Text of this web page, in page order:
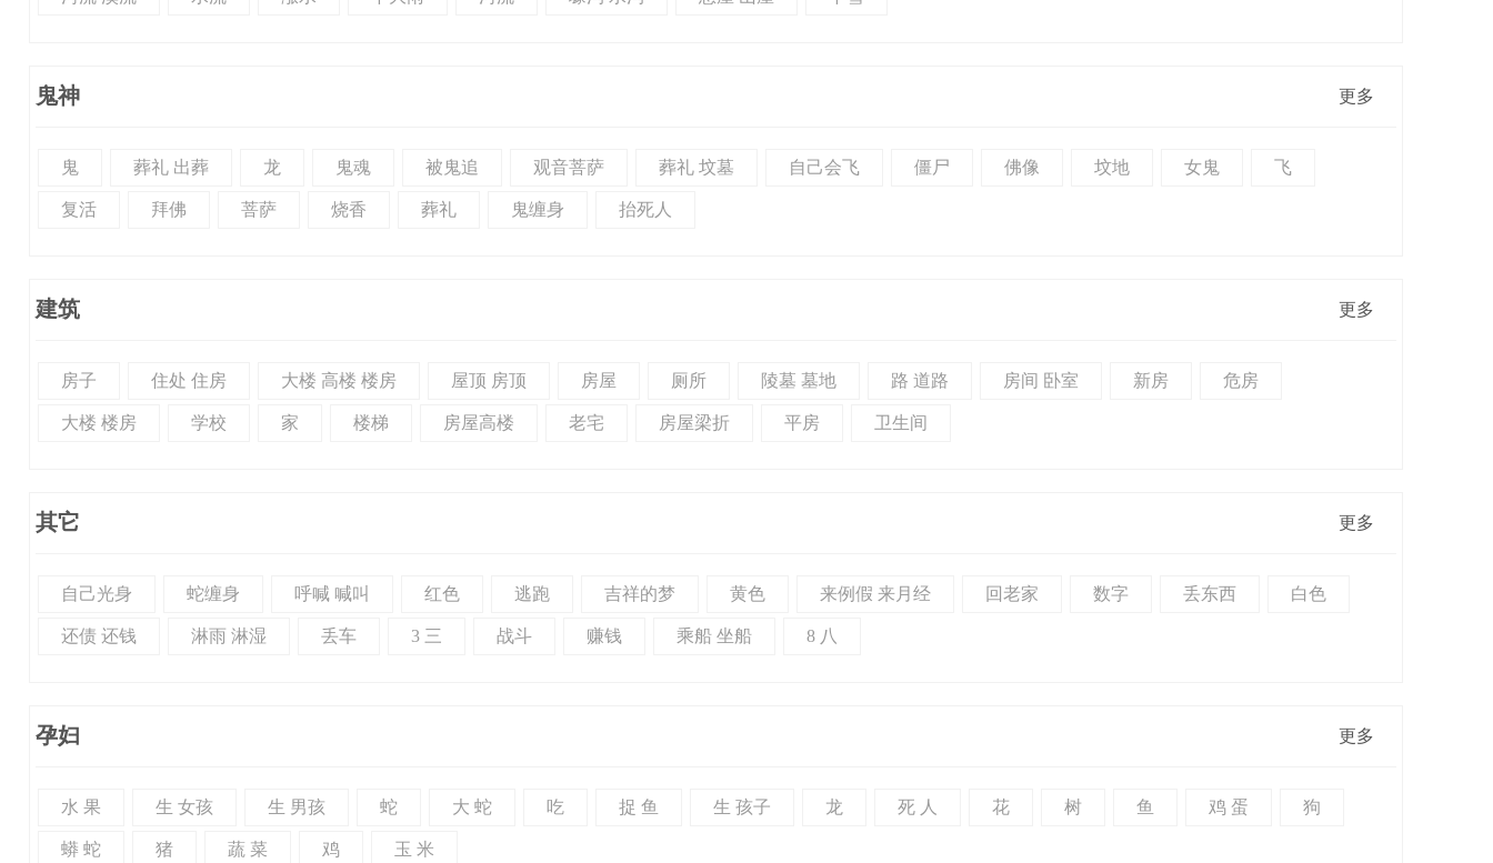
鬼神 更多
鬼 葬礼 出葬 龙 鬼魂 被鬼追 观音菩萨 葬礼 坟墓 自己会飞 僵尸 佛像 坟地 女鬼 飞
复活 拜佛 菩萨 烧香 葬礼 鬼缠身 抬死人
建筑 更多
房子 住处 住房 大楼 高楼 楼房 屋顶 房顶 房屋 厕所 陵墓 墓地 路 道路 房间 卧室 新房 危房
大楼 楼房 学校 家 楼梯 房屋高楼 老宅 房屋梁折 平房 卫生间
其它 更多
自己光身 蛇缠身 呼喊 喊叫 红色 逃跑 吉祥的梦 黄色 来例假 来月经 回老家 数字 丢东西 白色
还债 还钱 淋雨 淋湿 丢车 3 三 战斗 赚钱 乘船 坐船 8 八
孕妇 更多
水 果 生 女孩 生 男孩 蛇 大 蛇 吃 捉 鱼 生 孩子 龙 死 人 花 树 鱼 鸡 蛋 狗
蟒 蛇 猪 蔬 菜 鸡 玉 米